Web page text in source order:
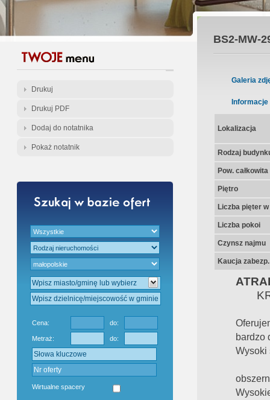
Licencjonowani Pośrednicy
Gwarancja Zwrotu Zadatku
Gratis - Przedwstępna Umowa
Drukuj
Drukuj PDF
Dodaj do notatnika
Pokaż notatnik
Cena: do:
Metraż: do:
Wirtualne spacery
BS2-MW-
Galeria
Informacje
Lokalizacja
Rodzaj
Pow.
Piętro
Liczba pięter
Liczba pokoi
Czynsz najmu
Kaucja zabezp.
bardzo